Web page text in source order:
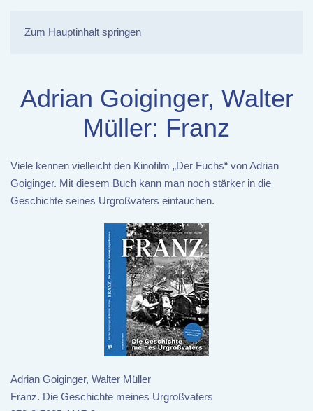
Zum Hauptinhalt springen
Adrian Goiginger, Walter
Müller: Franz
Viele kennen vielleicht den Kinofilm „Der Fuchs“ von Adrian
Goiginger. Mit diesem Buch kann man noch stärker in die
Geschichte seines Urgroßvaters eintauchen.
Adrian Goiginger, Walter Müller
Franz. Die Geschichte meines Urgroßvaters